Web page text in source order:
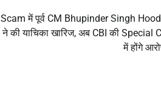
में पूर्व CM Bhupinder Singh
की याचिका खारिज, अब CBI की Special
में होंगे